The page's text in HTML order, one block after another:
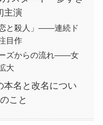
主演
と殺人」——連続ド
目作
ーズからの流れ——女
大
名と改名につい
こと